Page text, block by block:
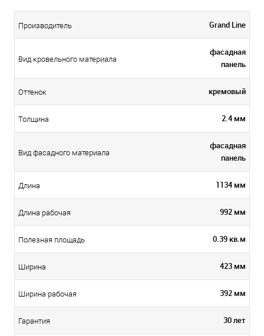
Производитель Grand Line
Вид кровельного материала
фасадная
панель
Оттенок кремовый
Толщина 2.4 мм
Вид фасадного материала
фасадная
панель
Длина 1134 мм
Длина рабочая 992 мм
Полезная площадь 0.39 кв.м
Ширина 423 мм
Ширина рабочая 392 мм
Гарантия 30 лет